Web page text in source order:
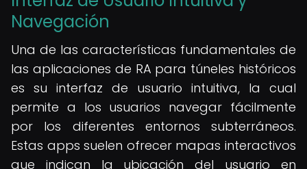
Navegación
Una de las características fundamentales de
las aplicaciones de RA para túneles históricos
es su interfaz de usuario intuitiva, la cual
permite a los usuarios navegar fácilmente
por los diferentes entornos subterráneos.
Estas apps suelen ofrecer mapas interactivos
que indican la ubicación del usuario en